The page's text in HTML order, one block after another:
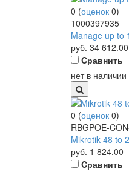
0 (оценок 0)
1000397935
Manage up to
руб. 34 612.00
Cравнить
нет в наличии
0 (оценок 0)
RBGPOE-
Mikrotik 48 to
руб. 1 824.00
Cравнить